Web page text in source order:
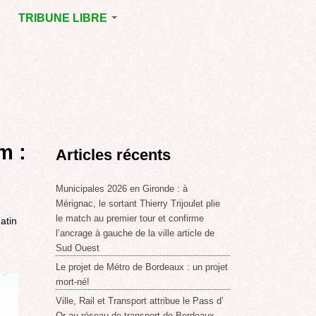
DE
TRIBUNE LIBRE
POINT DE VUE
:
Articles récents
Municipales 2026 en Gironde : à
Mérignac, le sortant Thierry Trijoulet plie
le match au premier tour et confirme
l’ancrage à gauche de la ville article de
Sud Ouest
Le projet de Métro de Bordeaux : un projet
mort-né!
Ville, Rail et Transport attribue le Pass d’